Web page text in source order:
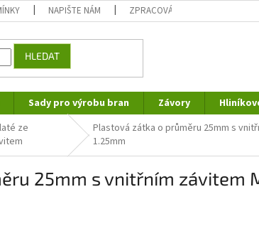
NAPIŠTE NÁM ZPRACOVÁNÍ OSOBNÍCH ÚDAJŮ
HLEDAT
Sady pro výrobu bran Závory
ze
Plastová zátka o průměru 25mm s
1.25mm
25mm s vnitřním závitem